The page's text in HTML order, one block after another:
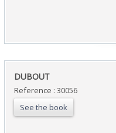
‎DUBOUT‎
Reference : 30056
See the book